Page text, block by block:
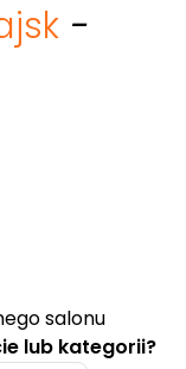
-
salonu
lub kategorii?